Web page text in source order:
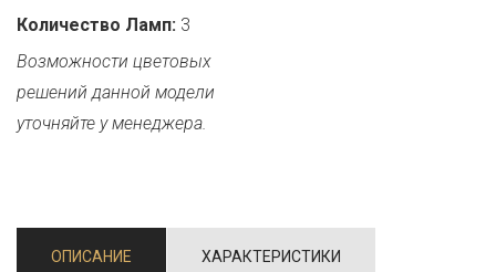
Количество Ламп: 3
Возможности цветовых
решений данной модели
уточняйте у менеджера.
ОПИСАНИЕ ХАРАКТЕРИСТИКИ